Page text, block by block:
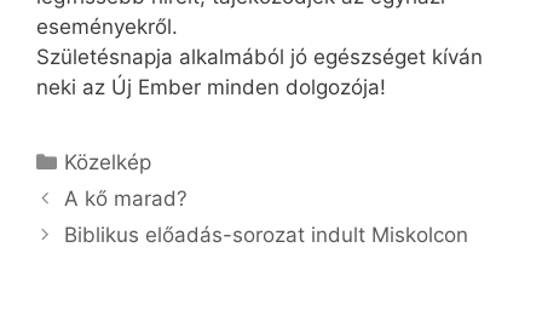
eseményekről.
Születésnapja alkalmából jó egészséget kíván
neki az Új Ember minden dolgozója!
Kategória
Közelkép
A kő marad?
Biblikus előadás-sorozat indult Miskolcon